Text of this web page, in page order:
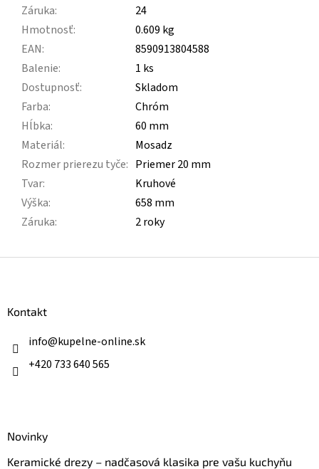
Záruka:
24
Hmotnosť:
0.609 kg
EAN:
8590913804588
Balenie:
1 ks
Dostupnosť:
Skladom
Farba:
Chróm
Hĺbka:
60 mm
Materiál:
Mosadz
Rozmer prierezu tyče: Priemer 20 mm
Tvar:
Kruhové
Výška:
658 mm
Záruka: 2 roky
Kontakt
info@kupelne-online.sk
+420 733 640 565
Novinky
Keramické drezy – nadčasová klasika pre vašu kuchyňu